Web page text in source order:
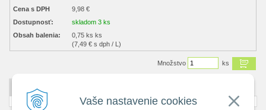
Vaše nastavenie cookies
Cena s DPH
9,98 €
Dostupnosť:
skladom 3 ks
Obsah balenia:
0,75 ks ks
(7,49 € s dph / L)
Množstvo ks
DETAILNÝ POPIS